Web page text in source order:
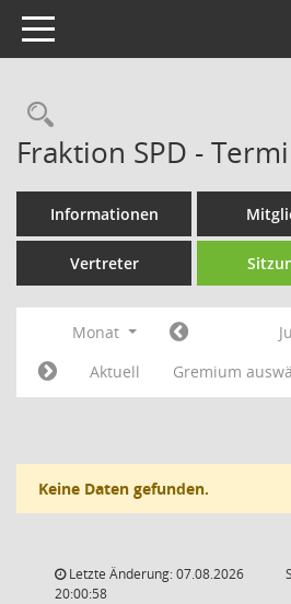
Toggle navigation
Rechercheauswahl
Fraktion SPD -
Informationen
Vertreter
Monat
Aktuell
Gremium
Keine Daten gefunden.
Letzte Änderung: 07.08.2026
20:00:58